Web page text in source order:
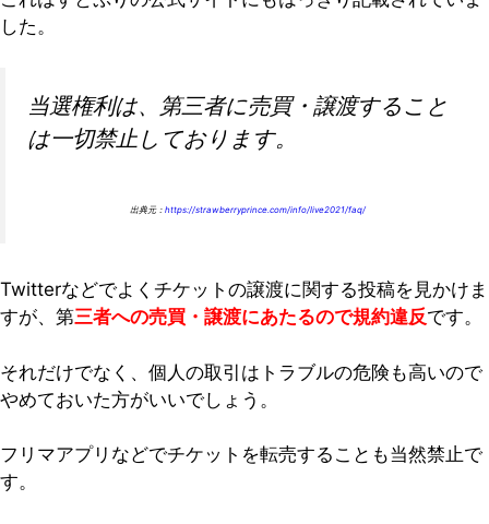
した。
当選権利は、第三者に売買・譲渡すること
は一切禁止しております。
出典元： https://strawberryprince.com/info/live2021/faq/
Twitterなどでよくチケットの譲渡に関する投稿を見かけま
すが、第三者への売買・譲渡にあたるので規約違反です。
それだけでなく、個人の取引はトラブルの危険も高いので
やめておいた方がいいでしょう。
フリマアプリなどでチケットを転売することも当然禁止で
す。